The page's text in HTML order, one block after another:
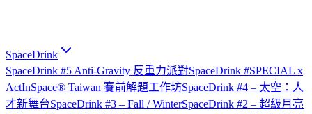
SpaceDrink
SpaceDrink #5 Anti-Gravity 反重力派對SpaceDrink #SPECIAL x
ActInSpace® Taiwan 賽前解題工作坊SpaceDrink #4 – 太空：人
才新舞台SpaceDrink #3 – Fall / WinterSpaceDrink #2 – 超級月亮